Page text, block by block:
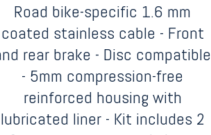
Road bike-specific 1.6 mm
coated stainless cable - Front
rear brake - Disc compatible
- 5mm compression-free
reinforced housing with
lubricated liner - Kit includes 2